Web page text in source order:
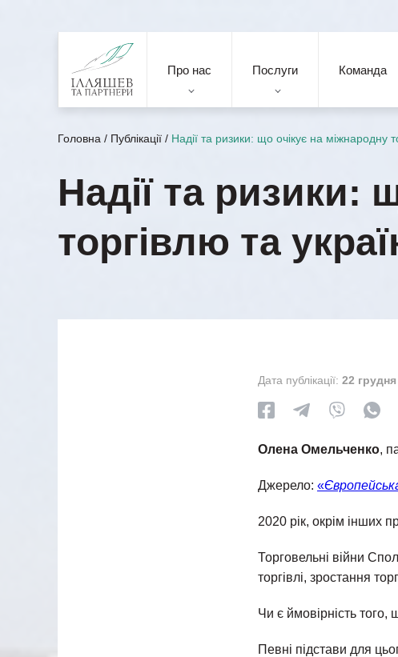
Про нас Послуги Команда
Головна / Публікації / Надії та ризики: що очікує на міжнародну
Надії та ризики:
торгівлю та
Дата публікації: 22
Олена Омельченко,
Джерело: «
2020 рік, окрім інших
Торговельні війни
торгівлі, зростання
Чи є ймовірність того,
Певні підстави для